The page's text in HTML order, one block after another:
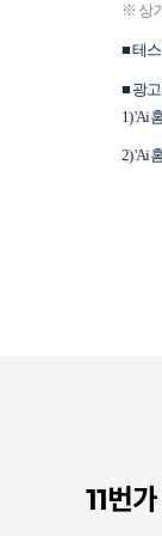
※ 상
■ 테
■ 광
1) 'Ai
2) 'Ai
11번가